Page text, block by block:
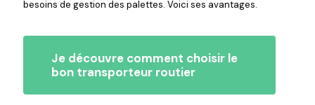
besoins de gestion des palettes. Voici ses avantages.
Je découvre comment choisir le
bon transporteur routier